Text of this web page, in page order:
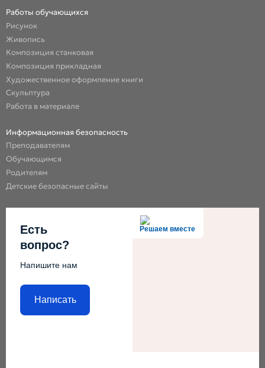
Работы обучающихся
Рисунок
Живопись
Композиция станковая
Композиция прикладная
Художественное оформление книги
Скульптура
Работа в материале
Информационная безопасность
Преподавателям
Обучающимся
Родителям
Детские безопасные сайты
Решаем вместе
Есть
вопрос?
Напишите нам
Написать